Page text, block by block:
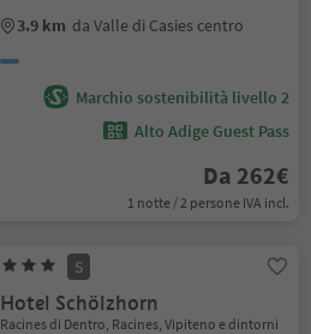
3.9 km da Valle di Casies centro
Marchio sostenibilità livello 2
Alto Adige Guest Pass
Da 262€
1 notte / 2 persone IVA incl.
S
Hotel Schölzhorn
Racines di Dentro, Racines, Vipiteno e dintorni